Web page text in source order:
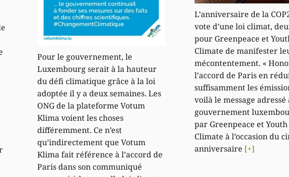
Pour le gouvernement, le
Luxembourg serait à la hauteur
du défi climatique grâce à la loi
adoptée il y a deux semaines. Les
ONG de la plateforme Votum
Klima voient les choses
différemment. Ce n’est
qu’indirectement que Votum
Klima fait référence à l’accord de
Paris dans son communiqué
L’anniversaire de la
vote d’une loi climat,
pour Greenpeace et
Climate de manifester
mécontentement. «
l’accord de Paris en
suffisamment les
voilà le message adressé
gouvernement
par Greenpeace et
Climate à l’occasion du
anniversaire [+]